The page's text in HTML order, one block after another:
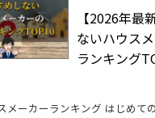
【2026年最
ないハウス
ランキング
メーカーランキング はじめて